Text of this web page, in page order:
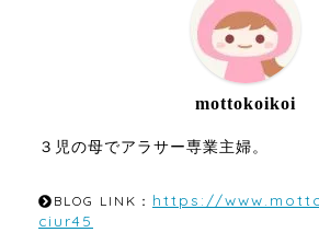
mottokoikoi
３児の母でアラサー専業主婦。
BLOG LINK： https://
ciur45